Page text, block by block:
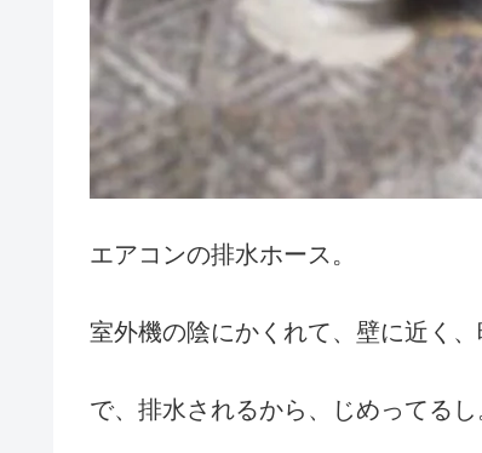
エアコンの排水ホース。
室外機の陰にかくれて、壁に近く、
で、排水されるから、じめってるし